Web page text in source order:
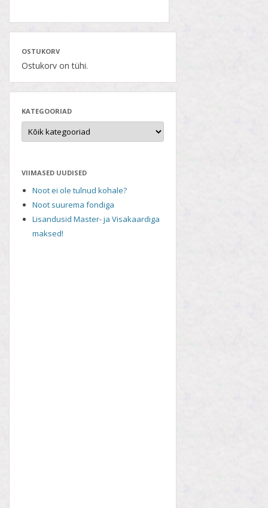
OSTUKORV
Ostukorv on tühi.
KATEGOORIAD
VIIMASED UUDISED
Noot ei ole tulnud kohale?
Noot suurema fondiga
Lisandusid Master- ja Visakaardiga
maksed!